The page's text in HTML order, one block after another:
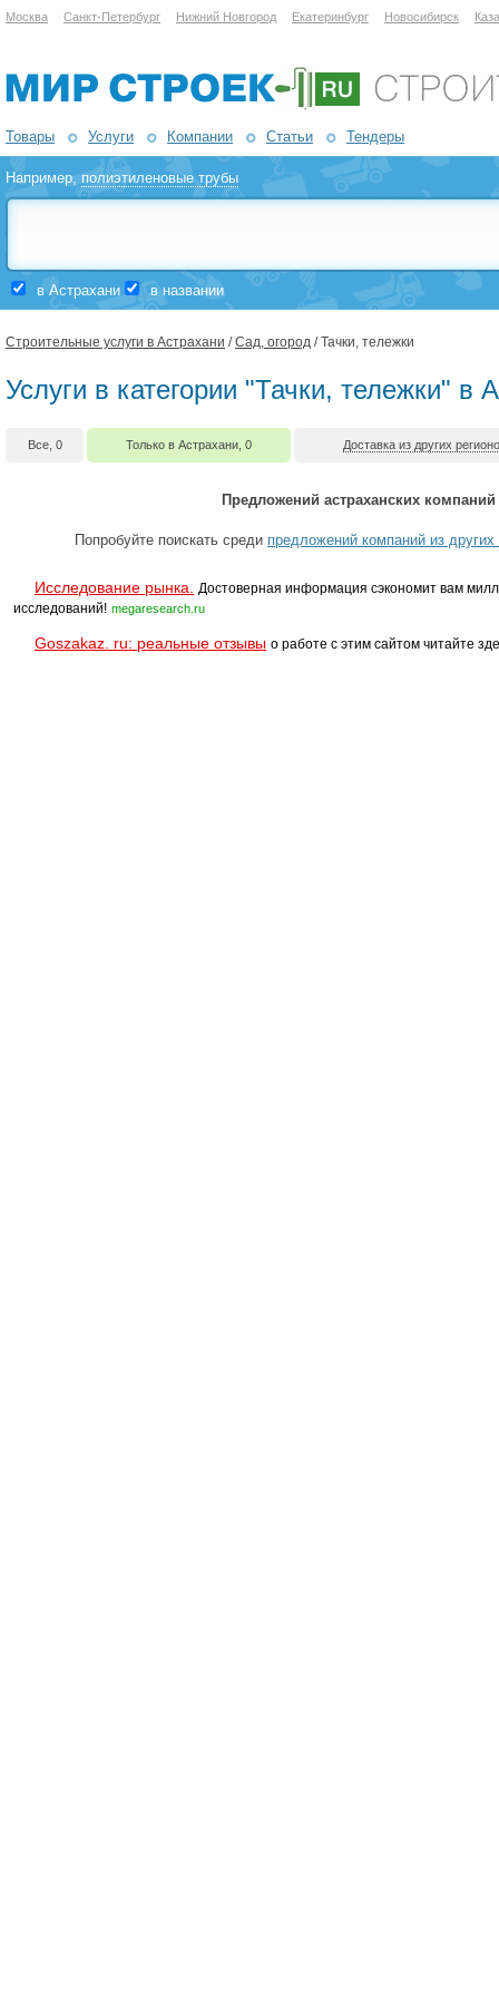
Москва Санкт-Петербург Нижний Новгород Екатеринбург Новосибирск
Товары Услуги Компании Статьи Тендеры
Например,полиэтиленовые трубы
в Астрахани в названии
Строительные услуги в Астрахани /Сад, огород / Тачки, тележки
Услуги в категории "Тачки, тележки" в
Все, 0 Только в Астрахани, 0 Доставка из других
Предложений астраханских
Попробуйте поискать среди предложений компаний из
Исследование рынка.
Достоверная информация сэкономит вам
исследований! megaresearch.ru
Goszakaz. ru: реальные отзывы о работе с этим сайтом читайте